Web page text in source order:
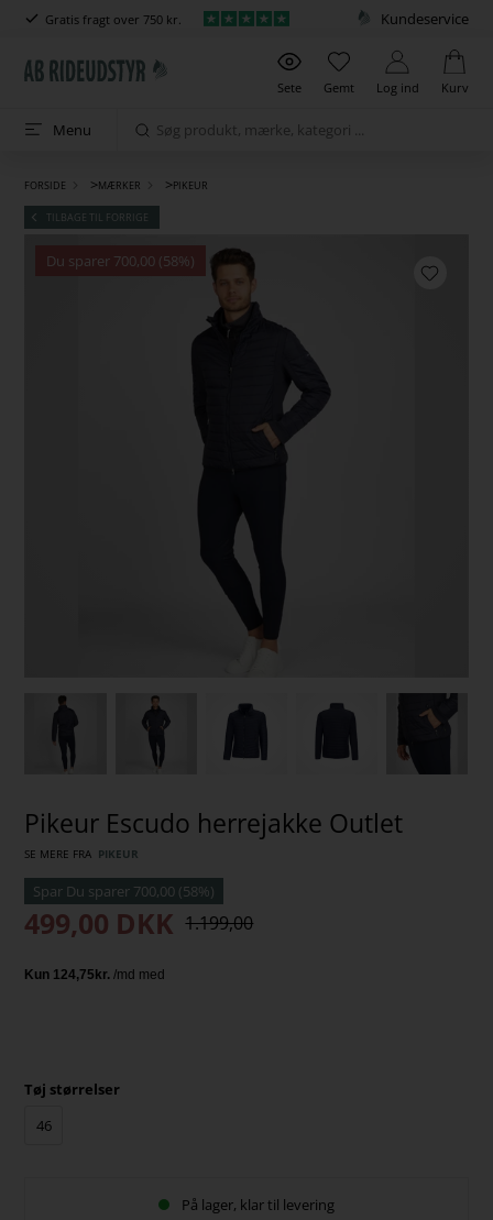
Gratis fragt over 750 kr. Kundeservice
Sete Gemt Log ind Kurv
Menu
FORSIDE >MÆRKER >PIKEUR
TILBAGE TIL FORRIGE
Du sparer 700,00 (58%)
Pikeur Escudo herrejakke Outlet
SE MERE FRA PIKEUR
499,00 DKK 1.199,00
Tøj størrelser
46
På lager, klar til levering